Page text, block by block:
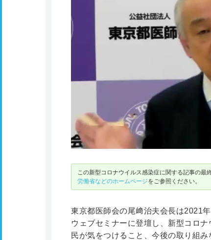
この新型コロナウイルス感染症に関する記事の最
労働省などのホームページをご参照ください。
東京都医師会の尾﨑治夫会長は2021
ウェブセミナーに登壇し、新型コロ
民が気をつけること、今後の取り組